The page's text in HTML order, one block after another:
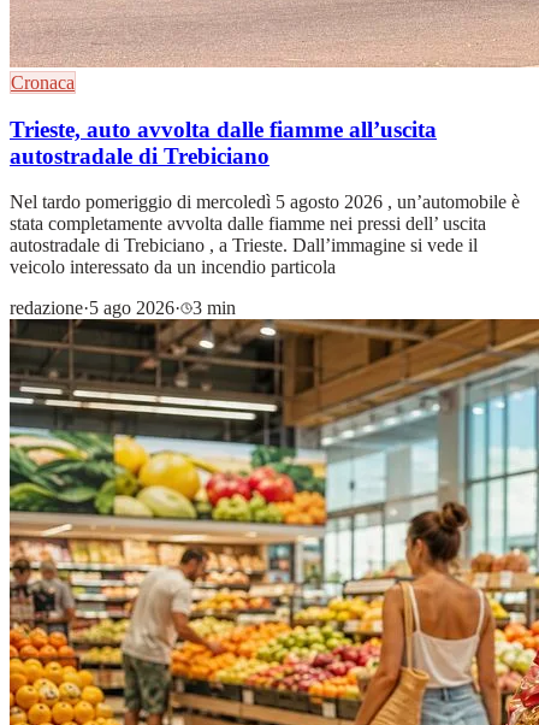
Cronaca
Trieste, auto avvolta dalle fiamme all’uscita
autostradale di Trebiciano
Nel tardo pomeriggio di mercoledì 5 agosto 2026 , un’automobile è
stata completamente avvolta dalle fiamme nei pressi dell’ uscita
autostradale di Trebiciano , a Trieste. Dall’immagine si vede il
veicolo interessato da un incendio particola
redazione·5 ago 2026· 3 min